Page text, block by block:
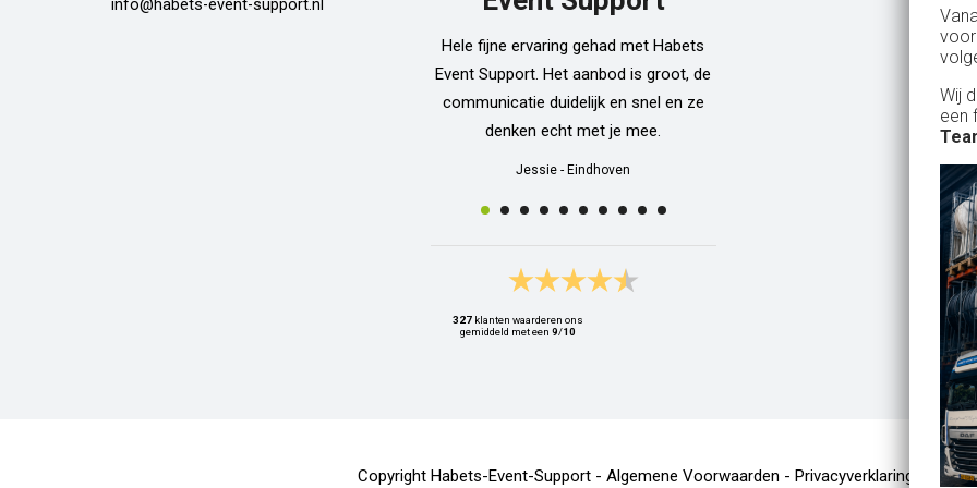
info@habets-event-support.nl
Hele fijne ervaring gehad met Habets
Event Support. Het aanbod is groot, de
communicatie duidelijk en snel en ze
denken echt met je mee.
Jessie - Eindhoven
dan een bar incl vaten bier en
wordt netjes voor ons neergezet.
doen als je een vat gaat
Alle spullen worden op maandag
weer netjes opgehaald ook al
dan weer thuis ;) In het warme
van 10 juli waren wij wederom
Geldrop en we hebben van het
het eind een heerlijk koud
gedronken! Top installatie !!
Hoogvliet Rotterdam
327klanten waarderen ons
gemiddeld met een 9/10
Copyright Habets-Event-Support - Algemene Voorwaarden - Privacyverklaring
voor
Wij
een